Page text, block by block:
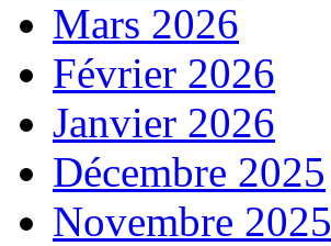
Mars 2026
Février 2026
Janvier 2026
Décembre 2025
Novembre 2025